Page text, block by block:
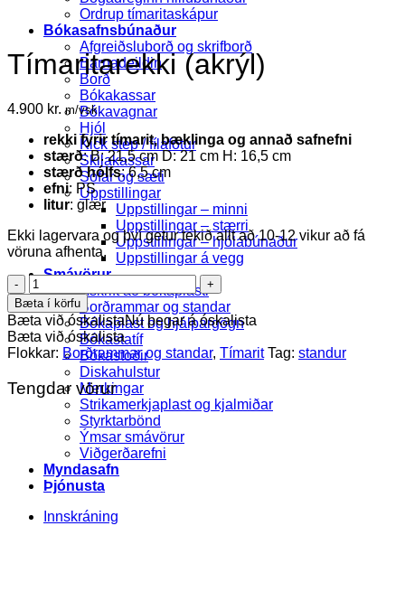
Ordrup tímaritaskápur
Bókasafnsbúnaður
Afgreiðsluborð og skrifborð
Barnadeildin
Borð
Bókakassar
Bókavagnar
Hjól
Kick step / fílafótur
Skilakassar
Sófar og sæti
Uppstillingar
Uppstillingar – minni
Uppstillingar – stærri
Uppstillingar – hjólabúnaður
Uppstillingar á vegg
Smávörur
Áskrift að bókaplasti
Borðrammar og standar
Bókaplast og hjálpargögn
Bókastatíf
Bókastoðir
Diskahulstur
Merkingar
Strikamerkjaplast og kjalmiðar
Styrktarbönd
Ýmsar smávörur
Viðgerðarefni
Myndasafn
Þjónusta
Innskráning
Tímaritarekki (akrýl)
4.900 kr. m/vsk
rekki fyrir tímarit, bæklinga og annað safnefni
stærð: B: 21,5 cm D: 21 cm H: 16,5 cm
stærð hólfs: 6,5 cm
efni: PS
litur: glær
Ekki lagervara og því getur tekið allt að 10-12 vikur að fá
vöruna afhenta.
Tímaritarekki
(akrýl)
quantity
Bæta í körfu
Bæta við óskalistaNú þegar á óskalista
Bæta við óskalista
Flokkar: Borðrammar og standar, Tímarit Tag: standur
Tengdar vörur